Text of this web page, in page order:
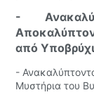
-
από
-
Μυστήρια του